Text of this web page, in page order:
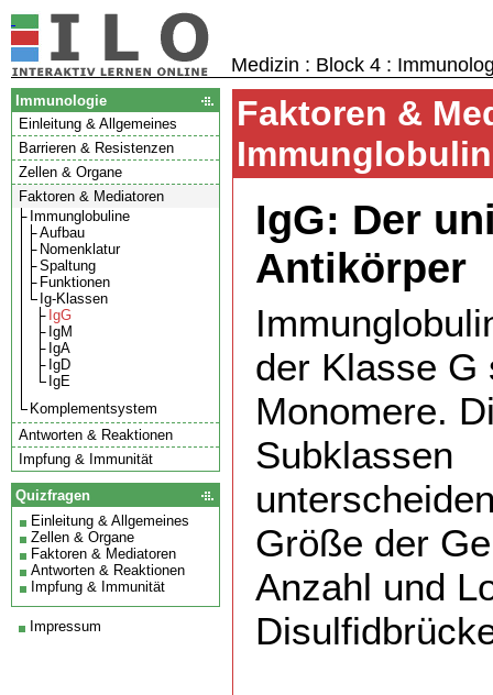
Medizin : Block 4 :
Immunologie
Einleitung & Allgemeines
Barrieren & Resistenzen
Zellen & Organe
Faktoren & Mediatoren
Immunglobuline
Aufbau
Nomenklatur
Spaltung
Funktionen
Ig-Klassen
IgG
IgM
IgA
IgD
IgE
Komplementsystem
Antworten & Reaktionen
Impfung & Immunität
Quizfragen
Einleitung & Allgemeines
Zellen & Organe
Faktoren & Mediatoren
Antworten & Reaktionen
Impfung & Immunität
Impressum
Faktoren &
IgG: Der
Antikörper
der Klasse G
Monomere.
Subklassen
Größe der
Anzahl und